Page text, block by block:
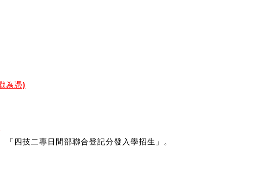
為憑)
四技二專日間部聯合登記分發入學招生」。